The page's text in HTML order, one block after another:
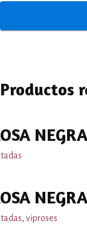
Productos
NEGRA
, viproses